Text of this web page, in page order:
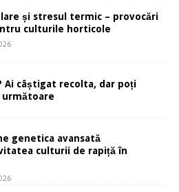
și stresul termic – provocări
culturile horticole
Ai câștigat recolta, dar poți
genetica avansată
culturii de rapiță în